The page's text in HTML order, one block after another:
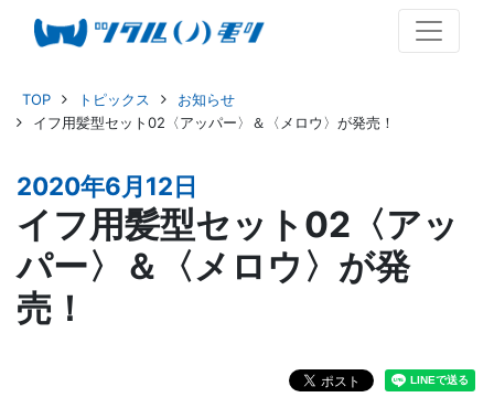
TOP トピックス
お知らせ
イフ用髪型セット02〈アッパー〉＆〈メロウ〉が発売！
2020年6月12日
イフ用髪型セット02〈アッ
パー〉＆〈メロウ〉が発
売！